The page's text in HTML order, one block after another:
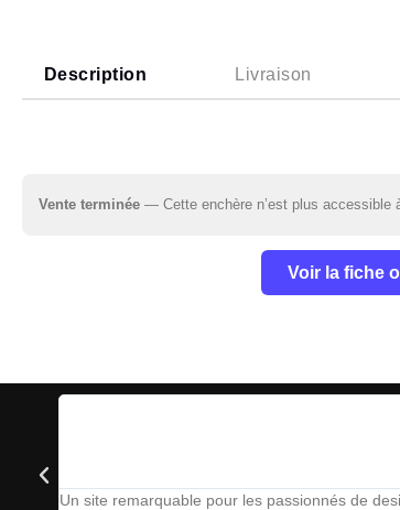
Description Livraison
Vente terminée — Cette enchère n’est plus accessible
Voir la fiche
Un site remarquable pour les passionnés de